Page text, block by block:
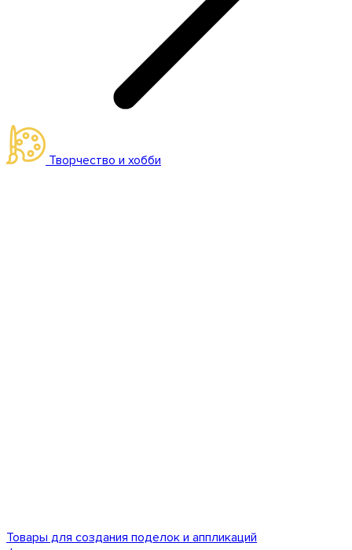
Творчество и хобби
Товары для создания поделок и аппликаций